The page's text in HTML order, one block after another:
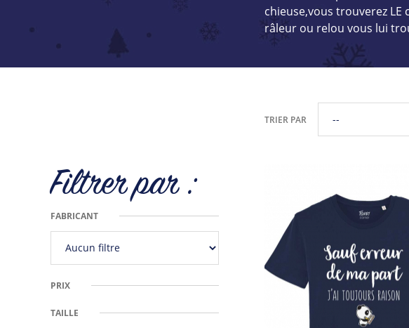
chieuse,vous trouverez
râleur ou relou vous lui
TRIER PAR
Filtrer par :
FABRICANT
PRIX
TAILLE